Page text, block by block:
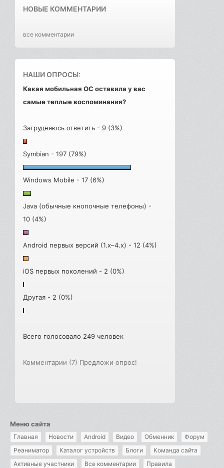
НОВЫЕ КОММЕНТАРИИ
все комментарии
НАШИ ОПРОСЫ:
Какая мобильная ОС оставила у вас
самые теплые воспоминания?
Затрудняюсь ответить - 9 (3%)
Symbian - 197 (79%)
Windows Mobile - 17 (6%)
Java (обычные кнопочные телефоны) -
10 (4%)
Android первых версий (1.x–4.x) - 12 (4%)
iOS первых поколений - 2 (0%)
Другая - 2 (0%)
Всего голосовало 249 человек
Комментарии (7) Предложи опрос!
Меню сайта
Главная Новости Android Видео Обменник
Форум
Реаниматор
Каталог устройств Блоги
Команда сайта
Активные участники
Все комментарии Правила